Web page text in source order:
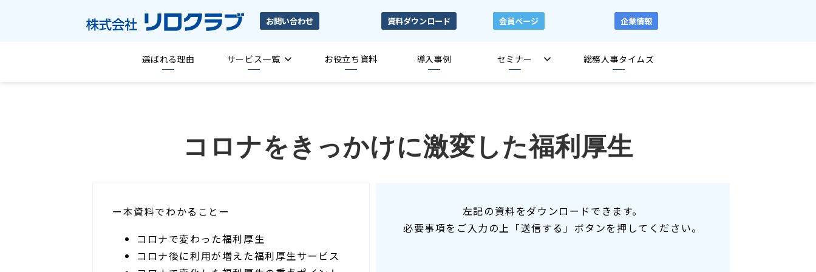
お問い合わせ 資料ダウンロード 会員ページ 企業情報
選ばれる理由 サービス一覧 お役立ち資料 導入事例 セミナー 総務人事タイムズ
コロナをきっかけに激変した福利厚生
ー本資料でわかることー
コロナで変わった福利厚生
コロナ後に利用が増えた福利厚生サービス
左記の資料をダウンロードできます。
必要事項をご入力の上「送信する」ボタンを押してください。